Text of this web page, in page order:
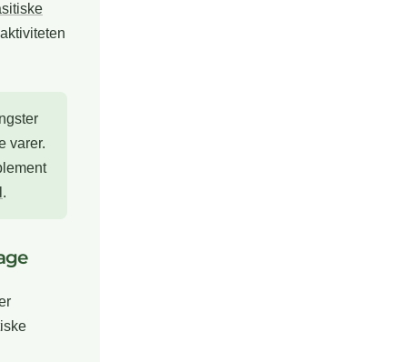
varer.
.